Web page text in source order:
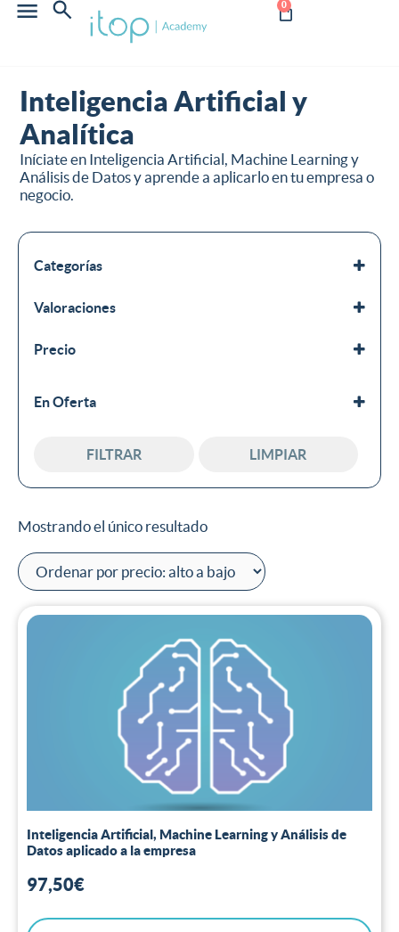
0
Inteligencia Artificial y
Analítica
Iníciate en Inteligencia Artificial, Machine Learning y
Análisis de Datos y aprende a aplicarlo en tu empresa o
negocio.
Categorías
Negocio
Valoraciones
Precio
En Oferta
FILTRAR LIMPIAR
Mostrando el único resultado
Inteligencia Artificial, Machine Learning y Análisis de
Datos aplicado a la empresa
97,50€